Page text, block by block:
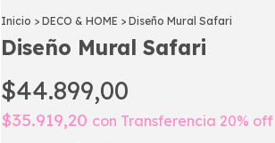
Inicio > DECO & HOME > Diseño Mural Safari
Diseño Mural Safari
$44.899,00
$35.919,20 con Transferencia 20% off